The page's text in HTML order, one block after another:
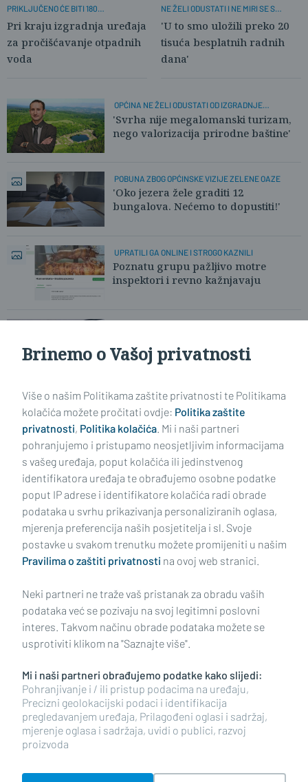
PRIKLJUČENO ĆE BITI 180
Pri kraju izgradnja uređaja
za pročišćavanje otpadnih
voda
NE ŽELI ODUSTATI I NE MIRI SE S
'U to smo uložili preko 20
tisuća besplatnih radnih
dana'
OPĆINA NE ŽELI ODUSTATI OD IZGRADNJE
BUNGALOVA
'Svrha nije megalomanski turizam,
nego valorizacija prirodne baštine'
POBUNA ZBOG OPĆINSKE VIZIJE ZELENE OAZE
'Oko jezera žele graditi 12
bungalova. Nećemo to dopustiti!'
UPRATILI GA ONLINE I STROGO KAZNILI
Poznatu grupu pažljivo motre
inspektori i revno kažnjavaju
za sina?
Impressum Uvjeti korištenja Politika privatnosti
Politika kolačića Kontakt Pritužbe Suradnici
Oglašavanje
RUBRIKE
BRODSKO-POSAVSKA ŽUPANIJA
POŽEŠKO-SLAVONSKA ŽUPANIJA
Brinemo o Vašoj privatnosti
Više o našim Politikama zaštite privatnosti te Politikama
kolačića možete pročitati ovdje: Politika zaštite
privatnosti, Politika kolačića. Mi i naši partneri
pohranjujemo i pristupamo neosjetljivim informacijama
s vašeg uređaja, poput kolačića ili jedinstvenog
identifikatora uređaja te obrađujemo osobne podatke
poput IP adrese i identifikatore kolačića radi obrade
podataka u svrhu prikazivanja personaliziranih oglasa,
mjerenja preferencija naših posjetitelja i sl. Svoje
postavke u svakom trenutku možete promijeniti u našim
Pravilima o zaštiti privatnosti na ovoj web stranici.
Neki partneri ne traže vaš pristanak za obradu vaših
podataka već se pozivaju na svoj legitimni poslovni
interes. Takvom načinu obrade podataka možete se
usprotiviti klikom na "Saznajte više".
Mi i naši partneri obrađujemo podatke kako slijedi:
Pohranjivanje i / ili pristup podacima na uređaju,
Precizni geolokacijski podaci i identifikacija
pregledavanjem uređaja, Prilagođeni oglasi i sadržaj,
mjerenje oglasa i sadržaja, uvidi o publici, razvoj
proizvoda